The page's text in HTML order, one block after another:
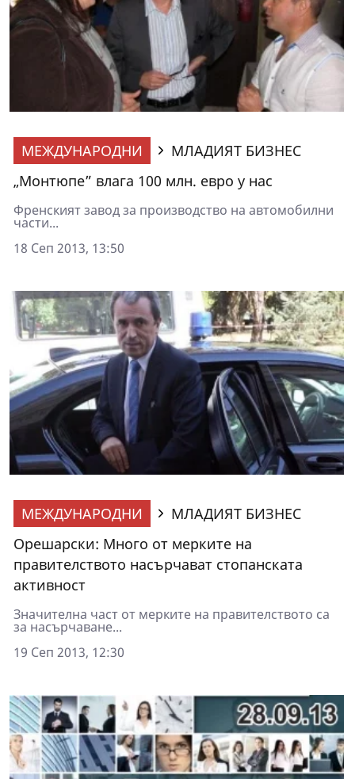
МЕЖДУНАРОДНИ
МЛАДИЯТ БИЗНЕС
„Монтюпе” влага 100 млн. евро у нас
Френският завод за производство на автомобилни
части...
18 Сеп 2013, 13:50
МЕЖДУНАРОДНИ
МЛАДИЯТ БИЗНЕС
Орешарски: Много от мерките на
правителството насърчават стопанската
активност
Значителна част от мерките на правителството са
за насърчаване...
19 Сеп 2013, 12:30